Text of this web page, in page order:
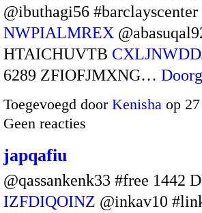
@ibuthagi56
NWPIALMREX
HTAICHUVTB
6289 ZFIOFJMXNG…
Toegevoegd door Kenisha op
Geen reacties
japqafiu
@qassankenk33 #free 1442
IZFDIQOINZ @inkav10